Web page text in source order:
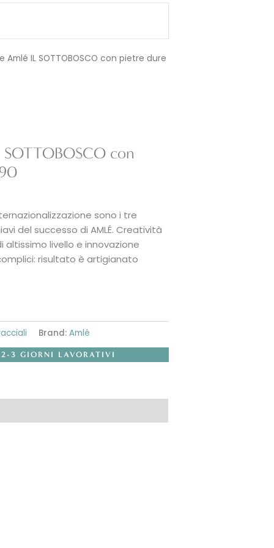
Amlé IL SOTTOBOSCO con pietre dure
con
sono i tre
del successo di AMLÉ. Creatività
livello e innovazione
risultato è artigianato
Brand: Amlé
3 GIORNI LAVORATIVI